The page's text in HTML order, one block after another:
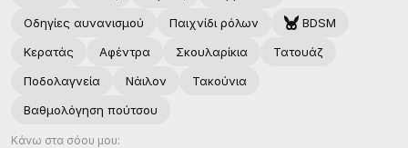
Οδηγίες αυνανισμού
Παιχνίδι ρόλων
BDSM
Κερατάς
Αφέντρα Σκουλαρίκια
Τατουάζ
Ποδολαγνεία
Νάιλον
Τακούνια
Βαθμολόγηση πούτσου
Κάνω στα σόου μου: